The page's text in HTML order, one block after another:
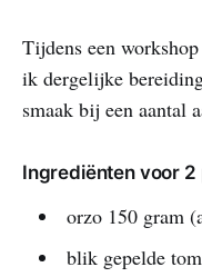
Tijdens een
ik dergelijke
smaak bij een aantal
Ingrediënten voor 2
orzo 150 gram
blik gepelde